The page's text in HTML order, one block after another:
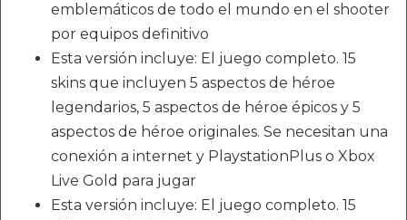
emblemáticos de todo el mundo en el shooter
por equipos definitivo
Esta versión incluye: El juego completo. 15
skins que incluyen 5 aspectos de héroe
legendarios, 5 aspectos de héroe épicos y 5
aspectos de héroe originales. Se necesitan una
conexión a internet y PlaystationPlus o Xbox
Live Gold para jugar
Esta versión incluye: El juego completo. 15